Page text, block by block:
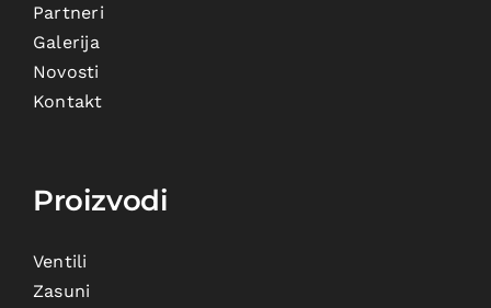
Partneri
Galerija
Novosti
Kontakt
Proizvodi
Ventili
Zasuni